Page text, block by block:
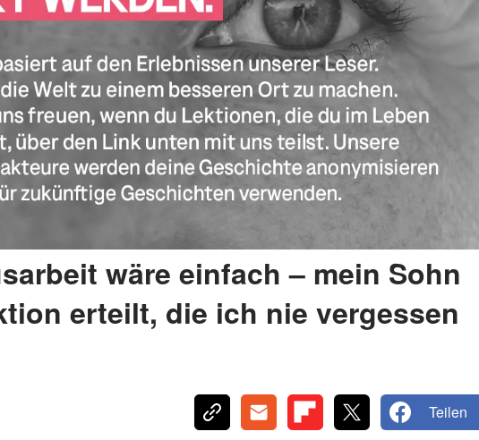
wäre einfach – mein Sohn
erteilt, die ich nie vergessen
Teilen